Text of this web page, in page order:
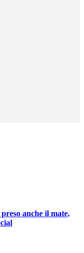
anche il mate,